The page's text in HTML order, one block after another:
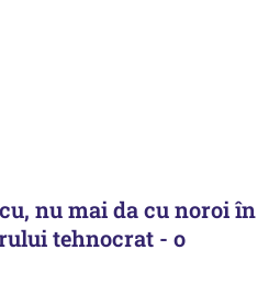
nu mai da cu noroi în
tehnocrat - o